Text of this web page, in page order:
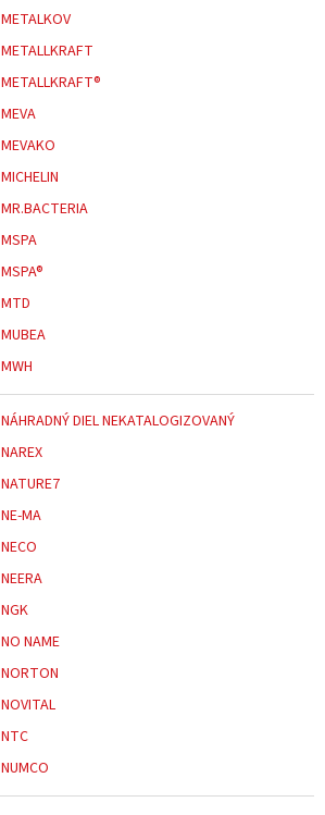
METALKOV
METALLKRAFT
METALLKRAFT®
MEVA
MEVAKO
MICHELIN
MR.BACTERIA
MSPA
MSPA®
MTD
MUBEA
MWH
NÁHRADNÝ DIEL NEKATALOGIZOVANÝ
NAREX
NATURE7
NE-MA
NECO
NEERA
NGK
NO NAME
NORTON
NOVITAL
NTC
NUMCO